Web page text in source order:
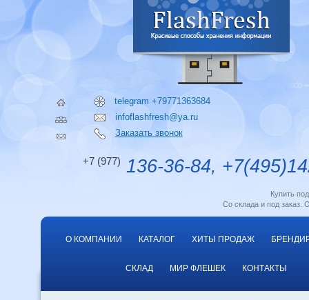
telegram +79771363684
infoflashfresh@ya.ru
Заказать звонок
+7 (977) 136-36-84,
Купить
Со склада и под заказ.
О КОМПАНИИ КАТАЛОГ ХИТЫ ПРОДАЖ
СКЛАД МИР ФЛЕШЕК КОНТАКТЫ